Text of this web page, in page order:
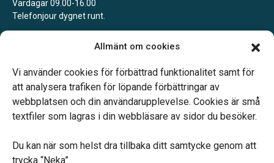
Allmänt om cookies
Vi använder cookies för förbättrad funktionalitet samt för
att analysera trafiken för löpande förbättringar av
webbplatsen och din användarupplevelse. Cookies är små
textfiler som lagras i din webbläsare av sidor du besöker.
Du kan när som helst dra tillbaka ditt samtycke genom att
trycka “Neka”.
Vardagar 09.00-16.00
Telefonjour dygnet runt.
Mörbylånga Begravningsbyrå Färjestaden
Telefonjour dygnet runt.
Vårt systerbolag Verahill hjälper dig med familjejuridiken –